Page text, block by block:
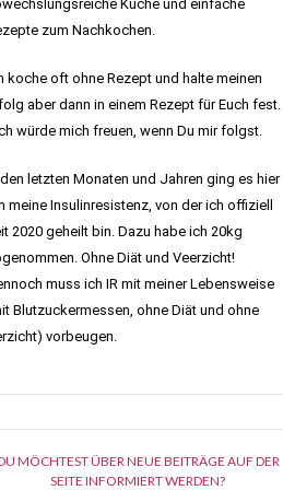
Küche und einfache
zum Nachkochen.
koche oft ohne Rezept und halte meinen
aber dann in einem Rezept für Euch fest.
würde mich freuen, wenn Du mir folgst.
letzten Monaten und Jahren ging es hier
meine Insulinresistenz, von der ich offiziell
2020 geheilt bin. Dazu habe ich 20kg
Ohne Diät und Veerzicht!
muss ich IR mit meiner Lebensweise
Blutzuckermessen, ohne Diät und ohne
vorbeugen.
MÖCHTEST ÜBER NEUE BEITRÄGE AUF DER
SEITE INFORMIERT WERDEN?